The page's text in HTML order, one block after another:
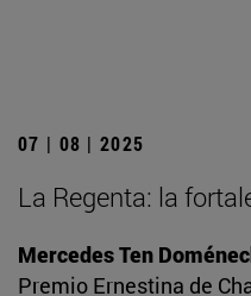
07 | 08 | 2025
La Regenta: la
Mercedes Ten
Premio Ernestina de